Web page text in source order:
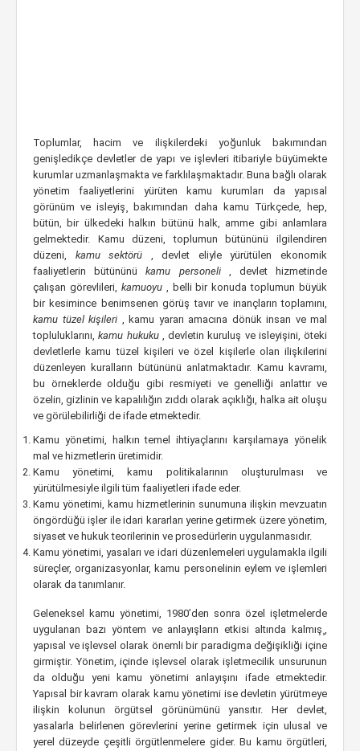
Toplumlar, hacim ve ilişkilerdeki yoğunluk bakımından
genişledikçe devletler de yapı ve işlevleri itibariyle büyümekte
kurumlar uzmanlaşmakta ve farklılaşmaktadır. Buna bağlı olarak
yönetim faaliyetlerini yürüten kamu kurumları da yapısal
görünüm ve isleyiş¸ bakımından daha kamu Türkçede, hep,
bütün, bir ülkedeki halkın bütünü halk, amme gibi anlamlara
gelmektedir. Kamu düzeni, toplumun bütününü ilgilendiren
düzeni, kamu sektörü , devlet eliyle yürütülen ekonomik
faaliyetlerin bütününükamu personeli , devlet hizmetinde
çalışan görevlileri, kamuoyu , belli bir konuda toplumun büyük
bir kesimince benimsenen görüş tavır ve inançların toplamını,
kamu tüzel kişileri , kamu yararı amacına dönük insan ve mal
topluluklarını,kamu hukuku , devletin kuruluş ve isleyişini, öteki
devletlerle kamu tüzel kişileri ve özel kişilerle olan ilişkilerini
düzenleyen kuralların bütününü anlatmaktadır. Kamu kavramı,
bu örneklerde olduğu gibi resmiyeti ve genelliği anlattır ve
özelin, gizlinin ve kapalılığın zıddı olarak açıklığı, halka ait oluşu
ve görülebilirliği de ifade etmektedir.
Kamu yönetimi, halkın temel ihtiyaçlarını karşılamaya yönelik
mal ve hizmetlerin üretimidir.
Kamu yönetimi, kamu politikalarının oluşturulması ve
yürütülmesiyle ilgili tüm faaliyetleri ifade eder.
Kamu yönetimi, kamu hizmetlerinin sunumuna ilişkin mevzuatın
öngördüğü işler ile idari kararları yerine getirmek üzere yönetim,
siyaset ve hukuk teorilerinin ve prosedürlerin uygulanmasıdır.
Kamu yönetimi, yasaları ve idari düzenlemeleri uygulamakla ilgili
süreçler, organizasyonlar, kamu personelinin eylem ve işlemleri
olarak da tanımlanır.
Geleneksel kamu yönetimi, 1980’den sonra özel işletmelerde
uygulanan bazı yöntem ve anlayışların etkisi altında kalmış¸,
yapısal ve işlevsel olarak önemli bir paradigma değişikliği içine
girmiştir. Yönetim, içinde işlevsel olarak işletmecilik unsurunun
da olduğu yeni kamu yönetimi anlayışını ifade etmektedir.
Yapısal bir kavram olarak kamu yönetimi ise devletin yürütmeye
ilişkin kolunun örgütsel görünümünü yansıtır. Her devlet,
yasalarla belirlenen görevlerini yerine getirmek için ulusal ve
yerel düzeyde çeşitli örgütlenmelere gider. Bu kamu örgütleri,